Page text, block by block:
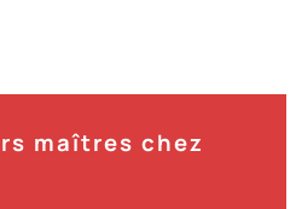
maîtres chez